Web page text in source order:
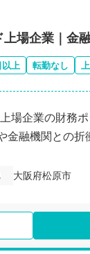
場企業｜金
上 転勤なし
場企業の財務
金融機関との折
大阪府松原市